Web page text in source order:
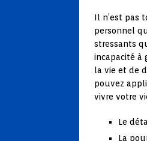
Il n’est pas
personnel
stressants
incapacité à
la vie et de
pouvez
vivre votre
Le
La